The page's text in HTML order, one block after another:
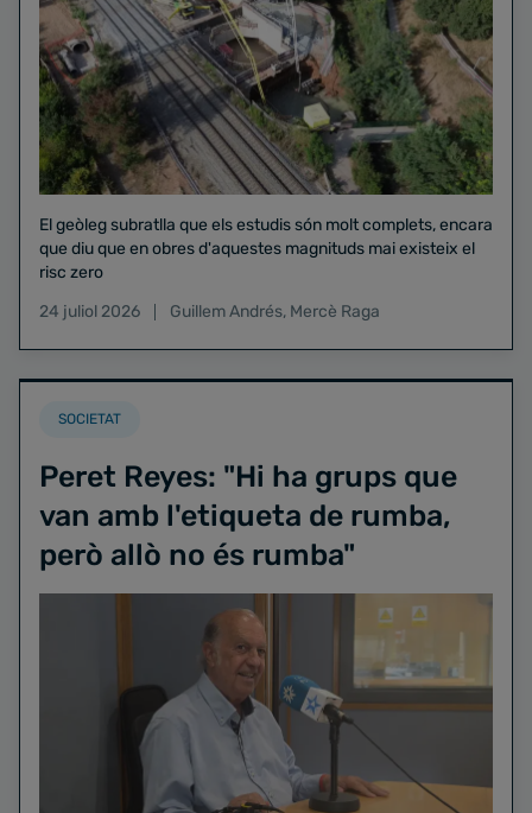
El geòleg subratlla que els estudis són molt complets, encara
que diu que en obres d'aquestes magnituds mai existeix el
risc zero
24 juliol 2026
Guillem Andrés, Mercè Raga
SOCIETAT
Peret Reyes: "Hi ha grups que
van amb l'etiqueta de rumba,
però allò no és rumba"